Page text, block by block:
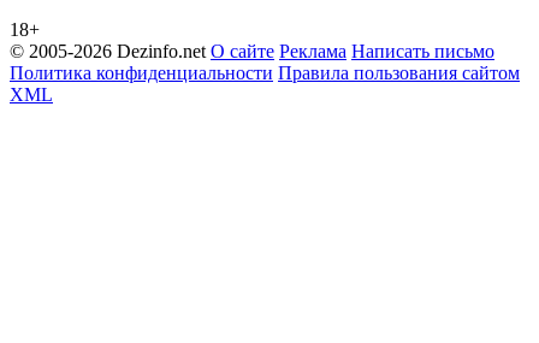
18+
© 2005-2026 Dezinfo.net О сайте Реклама Написать письмо
Политика конфиденциальности Правила пользования сайтом
XML